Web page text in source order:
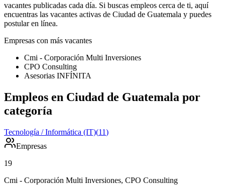
vacantes publicadas cada día. Si buscas empleos cerca de ti, aquí
encuentras las vacantes activas de Ciudad de Guatemala y puedes
postular en línea.
Empresas con más vacantes
Cmi - Corporación Multi Inversiones
CPO Consulting
Asesorias INFÍNITA
Empleos en Ciudad de Guatemala por
categoría
Tecnología / Informática (IT)(11)
Empresas
19
Cmi - Corporación Multi Inversiones, CPO Consulting